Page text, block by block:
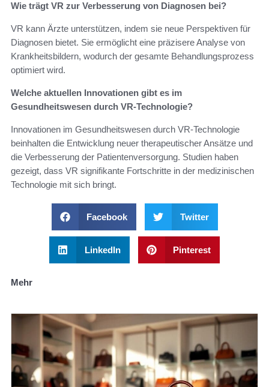
Wie trägt VR zur Verbesserung von Diagnosen bei?
VR kann Ärzte unterstützen, indem sie neue Perspektiven für
Diagnosen bietet. Sie ermöglicht eine präzisere Analyse von
Krankheitsbildern, wodurch der gesamte Behandlungsprozess
optimiert wird.
Welche aktuellen Innovationen gibt es im
Gesundheitswesen durch VR-Technologie?
Innovationen im Gesundheitswesen durch VR-Technologie
beinhalten die Entwicklung neuer therapeutischer Ansätze und
die Verbesserung der Patientenversorgung. Studien haben
gezeigt, dass VR signifikante Fortschritte in der medizinischen
Technologie mit sich bringt.
Facebook Twitter
LinkedIn Pinterest
Mehr